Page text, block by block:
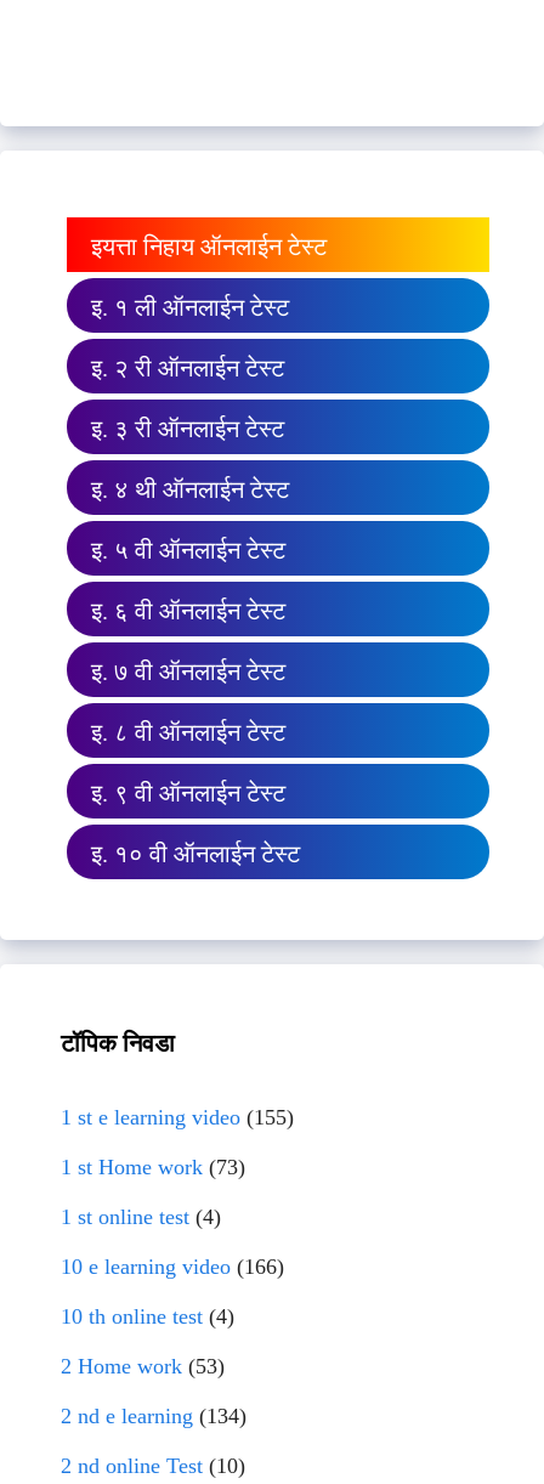
इयत्ता निहाय ऑनलाईन टेस्ट
इ. १ ली ऑनलाईन टेस्ट
इ. २ री ऑनलाईन टेस्ट
इ. ३ री ऑनलाईन टेस्ट
इ. ४ थी ऑनलाईन टेस्ट
इ. ५ वी ऑनलाईन टेस्ट
इ. ६ वी ऑनलाईन टेस्ट
इ. ७ वी ऑनलाईन टेस्ट
इ. ८ वी ऑनलाईन टेस्ट
इ. ९ वी ऑनलाईन टेस्ट
इ. १० वी ऑनलाईन टेस्ट
टॉपिक निवडा
1 st e learning video (155)
1 st Home work (73)
1 st online test (4)
10 e learning video (166)
10 th online test (4)
2 Home work (53)
2 nd e learning (134)
2 nd online Test (10)